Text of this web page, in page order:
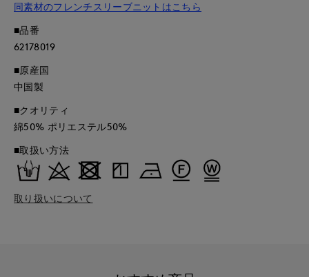
同素材のフレンチスリーブニットはこちら
■品番
62178019
■原産国
中国製
■クオリティ
綿50% ポリエステル50%
■取扱い方法
取り扱いについて